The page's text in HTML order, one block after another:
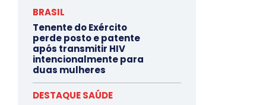
BRASIL
Tenente do Exército
perde posto e patente
após transmitir HIV
intencionalmente para
duas mulheres
DESTAQUE SAÚDE